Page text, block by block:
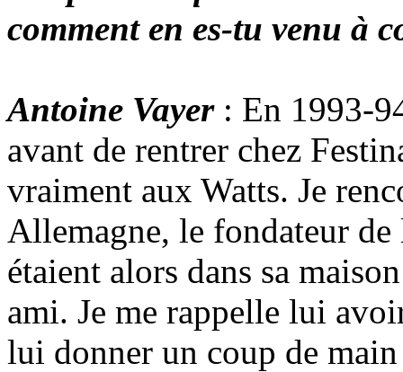
comment en es-tu venu à
Antoine Vayer: En 1993-
avant de rentrer chez
vraiment aux Watts. Je
Allemagne, le fondateur
étaient alors dans sa
ami. Je me rappelle lui
lui donner un coup de